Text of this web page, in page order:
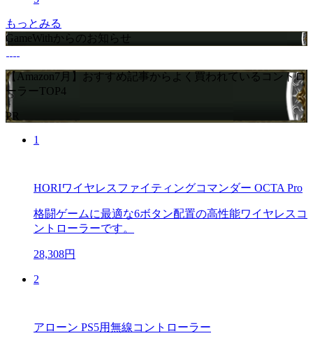
もっとみる
GameWithからのお知らせ
【Amazon7月】おすすめ記事からよく買われているコントロ
ーラーTOP4
PR
1
HORIワイヤレスファイティングコマンダー OCTA Pro
格闘ゲームに最適な6ボタン配置の高性能ワイヤレスコ
ントローラーです。
28,308円
2
アローン PS5用無線コントローラー